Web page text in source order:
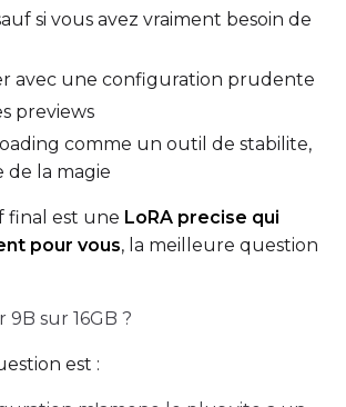
Width
si vous avez vraiment besoin de
avec une configuration prudente
previews
comme un outil de stabilite,
de la magie
final est une LoRA precise qui
pour vous, la meilleure question
sur 16GB ?
est :